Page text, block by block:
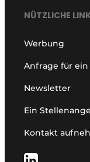
NÜTZLICHE
Werbung
Anfrage für
Newsletter
Ein
Kontakt